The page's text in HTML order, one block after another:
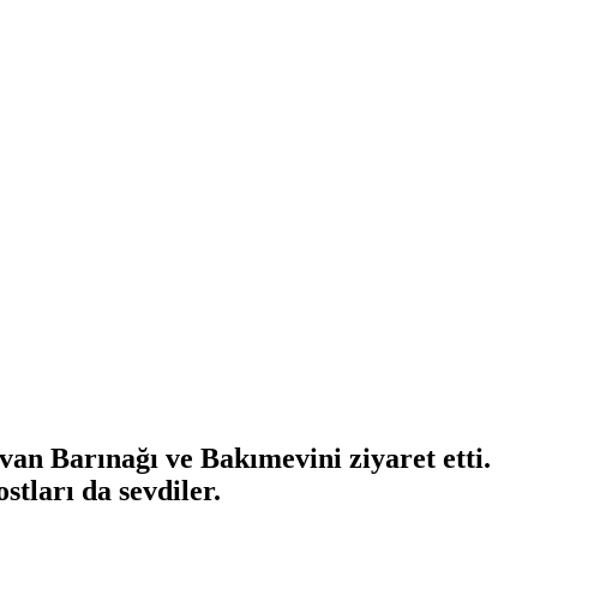
Barınağı ve Bakımevini ziyaret etti.
da sevdiler.